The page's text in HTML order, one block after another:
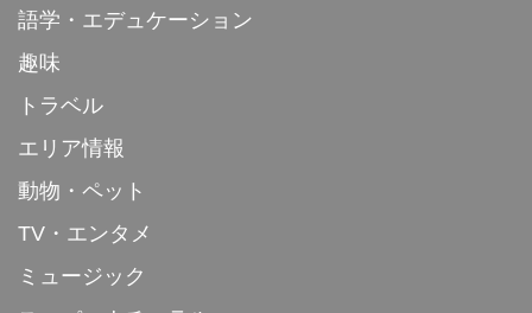
語学・エデュケーション
趣味
トラベル
エリア情報
動物・ペット
TV・エンタメ
ミュージック